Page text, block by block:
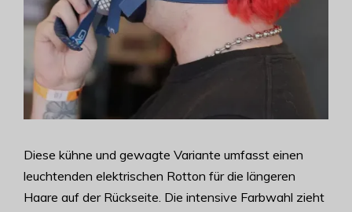
Diese kühne und gewagte Variante umfasst einen
leuchtenden elektrischen Rotton für die längeren
Haare auf der Rückseite. Die intensive Farbwahl zieht